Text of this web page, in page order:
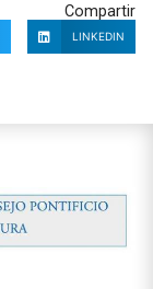
Compartir
LINKEDIN